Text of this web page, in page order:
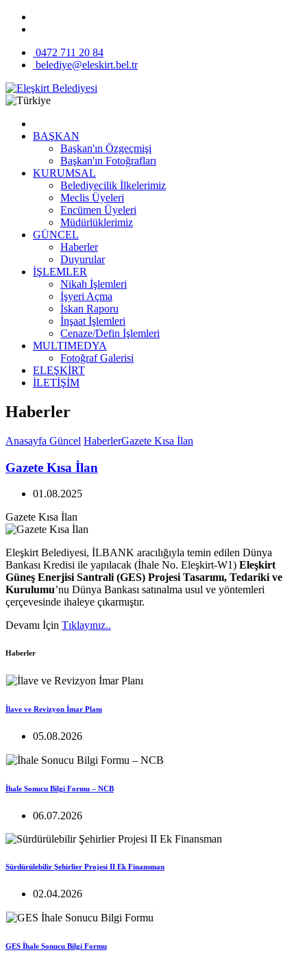
0472 711 20 84
belediye@eleskirt.bel.tr
BAŞKAN
Başkan'ın Özgeçmişi
Başkan'ın Fotoğrafları
KURUMSAL
Belediyecilik İlkelerimiz
Meclis Üyeleri
Encümen Üyeleri
Müdürlüklerimiz
GÜNCEL
Haberler
Duyurular
İŞLEMLER
Nikah İşlemleri
İşyeri Açma
İskan Raporu
İnşaat İşlemleri
Cenaze/Defin İşlemleri
MULTIMEDYA
Fotoğraf Galerisi
ELEŞKİRT
İLETİŞİM
Haberler
Anasayfa Güncel HaberlerGazete Kısa İlan
Gazete Kısa İlan
01.08.2025
Gazete Kısa İlan
Eleşkirt Belediyesi, İLBANK aracılığıyla temin edilen Dünya
Bankası Kredisi ile yapılacak (İhale No. Eleşkirt-W1) Eleşkirt
Güneş Enerjisi Santrali (GES) Projesi Tasarımı, Tedariki ve
Kurulumu’nu Dünya Bankası satınalma usul ve yöntemleri
çerçevesinde ihaleye çıkarmıştır.
Devamı İçin Tıklayınız..
Haberler
İlave ve Revizyon İmar Planı
05.08.2026
İhale Sonucu Bilgi Formu – NCB
06.07.2026
Sürdürülebilir Şehirlier Projesi II Ek Finansman
02.04.2026
GES İhale Sonucu Bilgi Formu